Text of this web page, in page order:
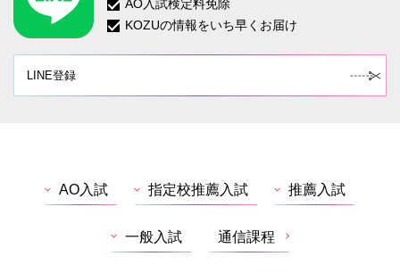
AO入試検定料免除
KOZUの情報をいち早くお届け
LINE登録
AO入試 指定校推薦入試 推薦入試
一般入試 通信課程